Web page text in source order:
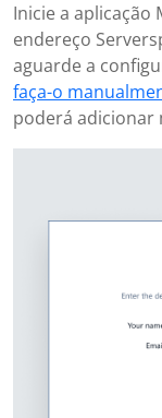
Inicie a aplicação
endereço
aguarde a
faça-o
poderá adicionar